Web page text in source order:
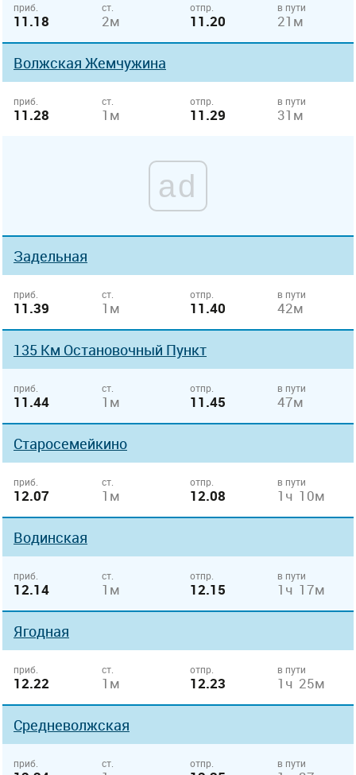
приб.
11.18
ст.
2м
отпр.
11.20
в пути
21м
Волжская Жемчужина
приб.
11.28
ст.
1м
отпр.
11.29
в пути
31м
ad
Задельная
приб.
11.39
ст.
1м
отпр.
11.40
в пути
42м
135 Км Остановочный Пункт
приб.
11.44
ст.
1м
отпр.
11.45
в пути
47м
Старосемейкино
приб.
12.07
ст.
1м
отпр.
12.08
в пути
1ч 10м
Водинская
приб.
12.14
ст.
1м
отпр.
12.15
в пути
1ч 17м
Ягодная
приб.
12.22
ст.
1м
отпр.
12.23
в пути
1ч 25м
Средневолжская
приб. ст. отпр. в пути